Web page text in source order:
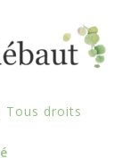
Tous droits